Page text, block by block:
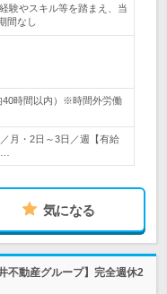
験やスキル等を踏まえ、当
間なし
40時間以内）※時間外労働
月・2日～3日／週【有給
気になる
不動産グループ】完全週休2